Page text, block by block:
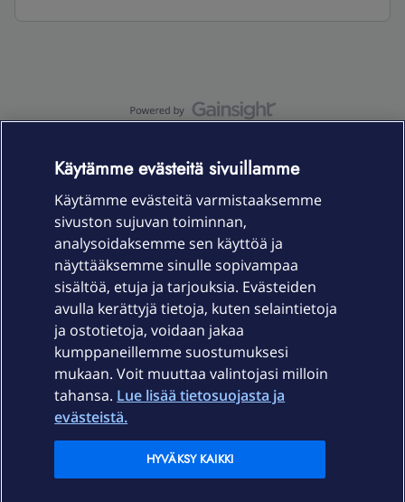
Laitteet & liittymät
Palvelut
Ajankohtaista
Elisa Oyj
Käytämme evästeitä sivuillamme
Käytämme evästeitä varmistaaksemme
sivuston sujuvan toiminnan,
analysoidaksemme sen käyttöä ja
näyttääksemme sinulle sopivampaa
sisältöä, etuja ja tarjouksia. Evästeiden
avulla kerättyjä tietoja, kuten selaintietoja
ja ostotietoja, voidaan jakaa
kumppaneillemme suostumuksesi
mukaan. Voit muuttaa valintojasi milloin
tahansa. Lue lisää tietosuojasta ja
evästeistä.
HYVÄKSY KAIKKI